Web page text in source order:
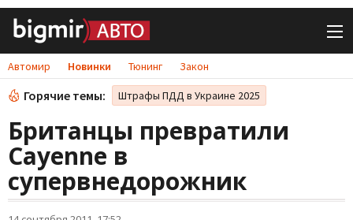
Автомир Новинки Тюнинг Закон
Горячие темы: Штрафы ПДД в Украине 2025
Британцы превратили
Cayenne в
супервнедорожник